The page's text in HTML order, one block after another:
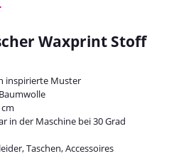
Waxprint Stoff
inspirierte Muster
in der Maschine bei 30 Grad
Taschen, Accessoires